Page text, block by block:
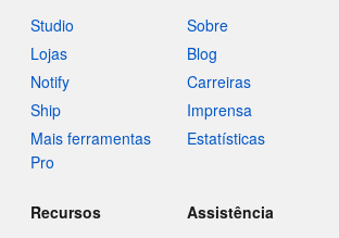
Studio
Lojas
Notify
Ship
Mais ferramentas
Pro
Sobre
Blog
Carreiras
Imprensa
Estatísticas
Recursos Assistência